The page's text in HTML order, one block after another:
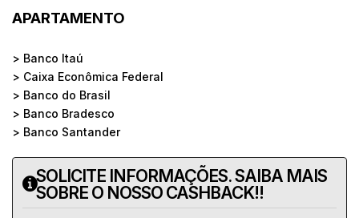
APARTAMENTO
> Banco Itaú
> Caixa Econômica Federal
> Banco do Brasil
> Banco Bradesco
> Banco Santander
SOLICITE INFORMAÇÕES. SAIBA MAIS
SOBRE O NOSSO CASHBACK!!